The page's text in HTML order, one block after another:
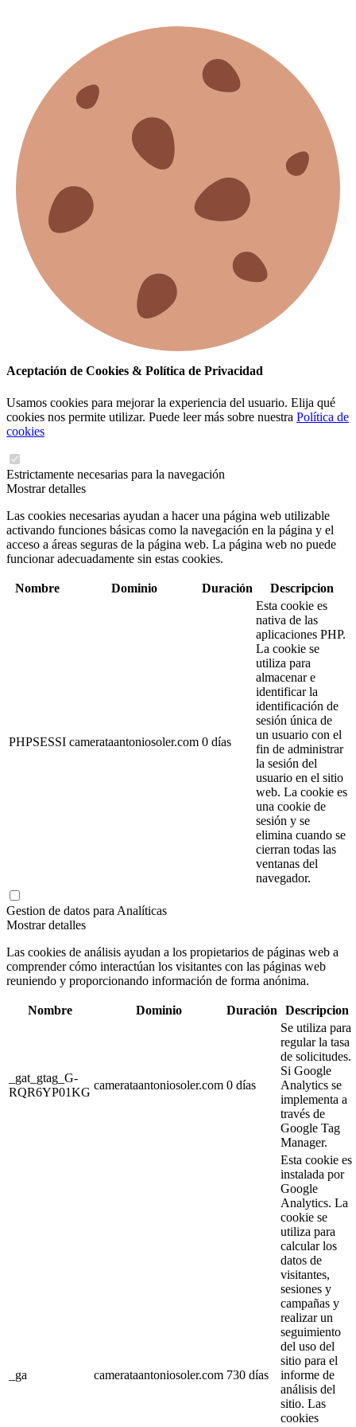
Aceptación de Cookies & Política de Privacidad
Usamos cookies para mejorar la experiencia del usuario. Elija qué
cookies nos permite utilizar. Puede leer más sobre nuestra Política de
cookies
Estrictamente necesarias para la navegación
Mostrar detalles
Las cookies necesarias ayudan a hacer una página web utilizable
activando funciones básicas como la navegación en la página y el
acceso a áreas seguras de la página web. La página web no puede
funcionar adecuadamente sin estas cookies.
Nombre Dominio Duración Descripcion
PHPSESSI camerataantoniosoler.com 0 días
Esta cookie es
nativa de las
aplicaciones PHP.
La cookie se
utiliza para
almacenar e
identificar la
identificación de
sesión única de
un usuario con el
fin de administrar
la sesión del
usuario en el sitio
web. La cookie es
una cookie de
sesión y se
elimina cuando se
cierran todas las
ventanas del
navegador.
Gestion de datos para Analíticas
Mostrar detalles
Las cookies de análisis ayudan a los propietarios de páginas web a
comprender cómo interactúan los visitantes con las páginas web
reuniendo y proporcionando información de forma anónima.
Nombre Dominio Duración Descripcion
_gat_gtag_G-
RQR6YP01KG
camerataantoniosoler.com 0 días
Se utiliza para
regular la tasa
de solicitudes.
Si Google
Analytics se
implementa a
través de
Google Tag
Manager.
_ga camerataantoniosoler.com 730 días
Esta cookie es
instalada por
Google
Analytics. La
cookie se
utiliza para
calcular los
datos de
visitantes,
sesiones y
campañas y
realizar un
seguimiento
del uso del
sitio para el
informe de
análisis del
sitio. Las
cookies